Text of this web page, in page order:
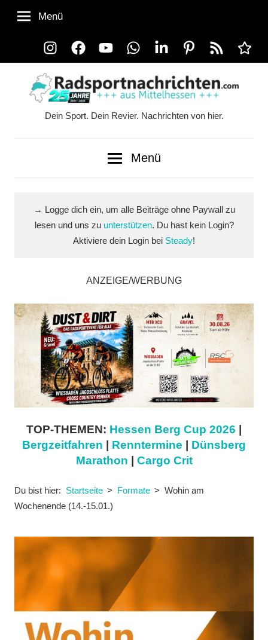
Inhalt
InstagramFacebookYouTubeWhatsAppLinkedInPinterestRSS-
Feed
Alle
Menü
Dein Sport. Dein Revier. Nachrichten von hier.
Menü
→ Logge dich ein, um alle Beiträge ohne Paywall zu
lesen und uns zu unterstützen. Du hast kein Login?
Aktiviere dein Login bei Steady!
ANZEIGE/WERBUNG
TOP-THEMEN: Hessen Berg Cup 2026 |
Bergzeitfahren | Renntermine | Dünsberg
Marathon | Cargo Crit
Du bist hier: Startseite Formate
Wohin am
Wochenende (14.-15.01.)